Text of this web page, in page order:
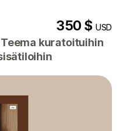
350 $USD
Teema kuratoituihin